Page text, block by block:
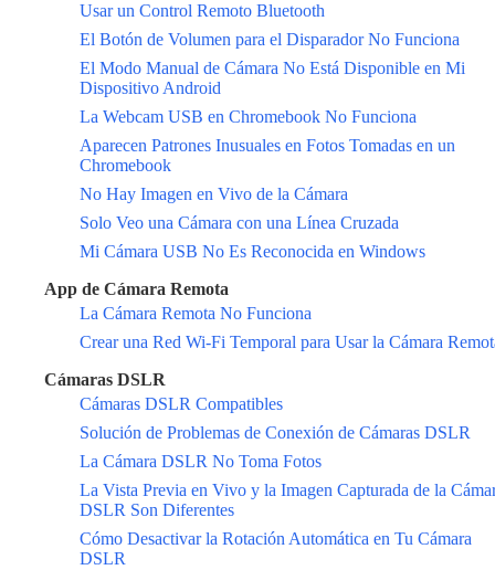
Usar un Control Remoto Bluetooth
El Botón de Volumen para el Disparador No Funciona
El Modo Manual de Cámara No Está Disponible en Mi
Dispositivo Android
La Webcam USB en Chromebook No Funciona
Aparecen Patrones Inusuales en Fotos Tomadas en un
Chromebook
No Hay Imagen en Vivo de la Cámara
Solo Veo una Cámara con una Línea Cruzada
Mi Cámara USB No Es Reconocida en Windows
App de Cámara Remota
La Cámara Remota No Funciona
Crear una Red Wi-Fi Temporal para Usar la Cámara
Cámaras DSLR
Cámaras DSLR Compatibles
Solución de Problemas de Conexión de Cámaras DSLR
La Cámara DSLR No Toma Fotos
La Vista Previa en Vivo y la Imagen Capturada de la
DSLR Son Diferentes
Cómo Desactivar la Rotación Automática en Tu Cámara
DSLR